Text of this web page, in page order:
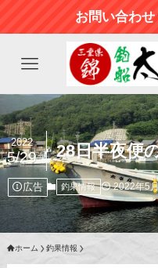
お問い合わ
28日半夜便
2022
5/29
広告 釣果情報 2022年5
ホーム 釣果情報